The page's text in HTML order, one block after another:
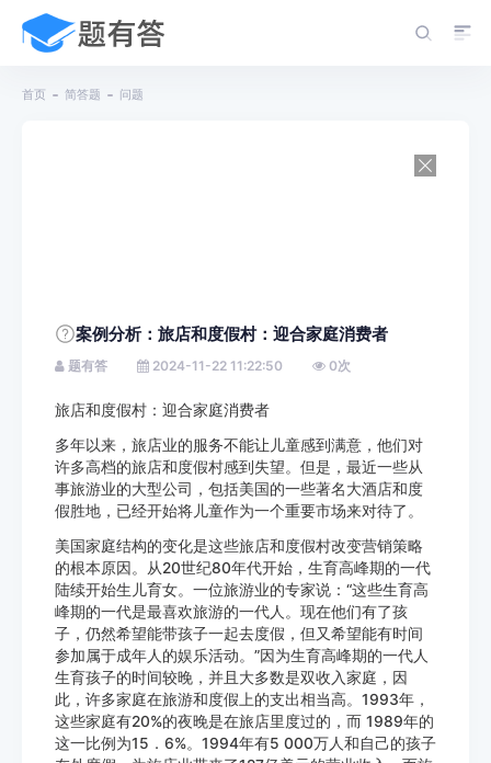
首页 简答题 问题
案例分析：旅店和度假村：迎合家庭消费者
题有答 2024-11-22 11:22:50 0次
旅店和度假村：迎合家庭消费者
多年以来，旅店业的服务不能让儿童感到满意，他们对
许多高档的旅店和度假村感到失望。但是，最近一些从
事旅游业的大型公司，包括美国的一些著名大酒店和度
假胜地，已经开始将儿童作为一个重要市场来对待了。
美国家庭结构的变化是这些旅店和度假村改变营销策略
的根本原因。从20世纪80年代开始，生育高峰期的一代
陆续开始生儿育女。一位旅游业的专家说：“这些生育高
峰期的一代是最喜欢旅游的一代人。现在他们有了孩
子，仍然希望能带孩子一起去度假，但又希望能有时间
参加属于成年人的娱乐活动。”因为生育高峰期的一代人
生育孩子的时间较晚，并且大多数是双收入家庭，因
此，许多家庭在旅游和度假上的支出相当高。1993年，
这些家庭有20%的夜晚是在旅店里度过的，而 1989年的
这一比例为15．6%。1994年有5 000万人和自己的孩子